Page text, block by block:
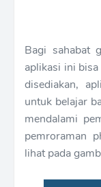
Bagi sahabat
aplikasi ini
disediakan,
untuk belajar
mendalami
pemroraman
lihat pada